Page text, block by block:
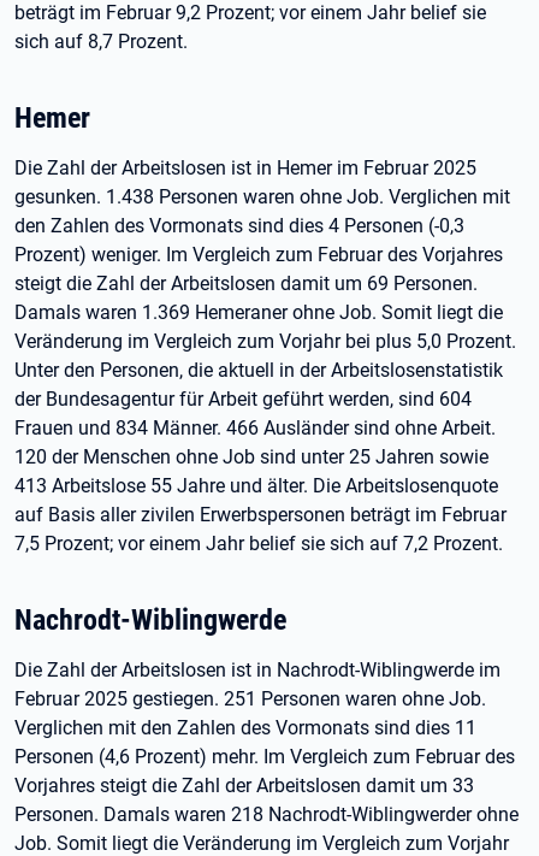
beträgt im Februar 9,2 Prozent; vor einem Jahr belief sie
sich auf 8,7 Prozent.
Hemer
Die Zahl der Arbeitslosen ist in Hemer im Februar 2025
gesunken. 1.438 Personen waren ohne Job. Verglichen mit
den Zahlen des Vormonats sind dies 4 Personen (-0,3
Prozent) weniger. Im Vergleich zum Februar des Vorjahres
steigt die Zahl der Arbeitslosen damit um 69 Personen.
Damals waren 1.369 Hemeraner ohne Job. Somit liegt die
Veränderung im Vergleich zum Vorjahr bei plus 5,0 Prozent.
Unter den Personen, die aktuell in der Arbeitslosenstatistik
der Bundesagentur für Arbeit geführt werden, sind 604
Frauen und 834 Männer. 466 Ausländer sind ohne Arbeit.
120 der Menschen ohne Job sind unter 25 Jahren sowie
413 Arbeitslose 55 Jahre und älter. Die Arbeitslosenquote
auf Basis aller zivilen Erwerbspersonen beträgt im Februar
7,5 Prozent; vor einem Jahr belief sie sich auf 7,2 Prozent.
Nachrodt-Wiblingwerde
Die Zahl der Arbeitslosen ist in Nachrodt-Wiblingwerde im
Februar 2025 gestiegen. 251 Personen waren ohne Job.
Verglichen mit den Zahlen des Vormonats sind dies 11
Personen (4,6 Prozent) mehr. Im Vergleich zum Februar des
Vorjahres steigt die Zahl der Arbeitslosen damit um 33
Personen. Damals waren 218 Nachrodt-Wiblingwerder ohne
Job. Somit liegt die Veränderung im Vergleich zum Vorjahr